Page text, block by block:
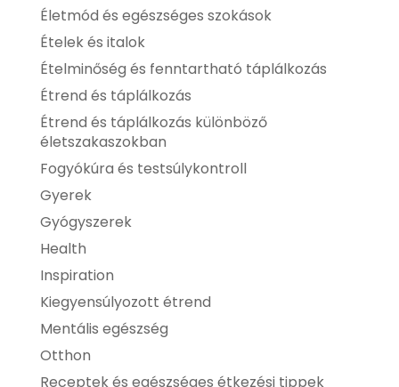
Életmód és egészséges szokások
Ételek és italok
Ételminőség és fenntartható táplálkozás
Étrend és táplálkozás
Étrend és táplálkozás különböző
életszakaszokban
Fogyókúra és testsúlykontroll
Gyerek
Gyógyszerek
Health
Inspiration
Kiegyensúlyozott étrend
Mentális egészség
Otthon
Receptek és egészséges étkezési tippek